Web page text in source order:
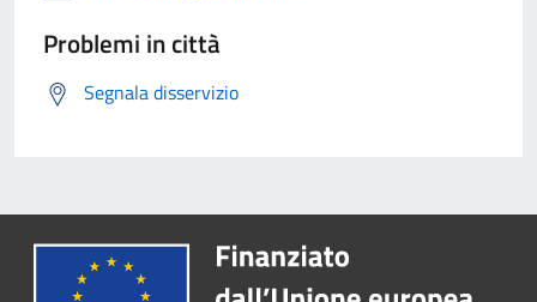
Problemi in città
Segnala disservizio